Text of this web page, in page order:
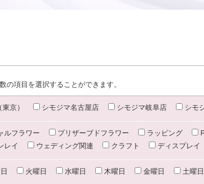
の項目を選択することができます。
京） シモジマ名古屋店 シモジマ岐阜店 シモ
ルフラワー プリザーブドフラワー ラッピング
レイ
ウェディング関連 クラフト ディスプレイ
火曜日 水曜日 木曜日 金曜日 土曜日